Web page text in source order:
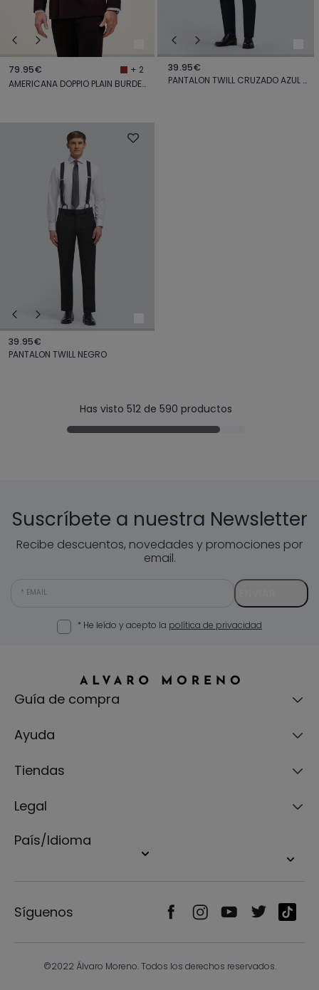
79.95€
+ 2
AMERICANA DOPPIO PLAIN BURDEOS
39.95€
PANTALON TWILL CRUZADO AZUL MARINO
39.95€
PANTALON TWILL NEGRO
Has visto 512 de 590 productos
Suscríbete a nuestra Newsletter
Recibe descuentos, novedades y promociones por
email.
EMAIL
* He leído y acepto la política de privacidad
Guía de compra
Ayuda
Tiendas
Legal
País/Idioma
Síguenos
©2022 Álvaro Moreno. Todos los derechos reservados.